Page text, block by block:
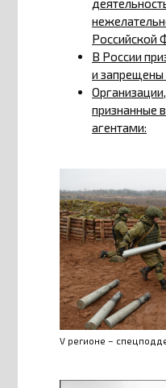
Российской
В России
и запрещены
признанные
агентами:
V регионе –